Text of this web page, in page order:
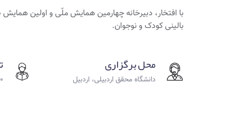
با افتخار، دبیرخانه چهارمین همایش ملّی و اولین
بالینی کودک و نوجوان.
محل برگزاری
دانشگاه محقق اردبیلی، اردبیل 30